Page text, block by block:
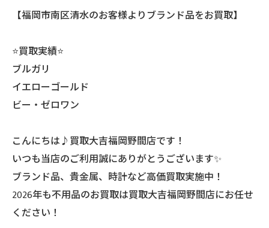
【福岡市南区清水のお客様よりブランド品をお買取】
⭐️買取実績⭐️
ブルガリ
イエローゴールド
ビー・ゼロワン
こんにちは♪買取大吉福岡野間店です！
いつも当店のご利用誠にありがとうございます✨
ブランド品、貴金属、時計など高価買取実施中！
2026年も不用品のお買取は買取大吉福岡野間店にお任せ
ください！